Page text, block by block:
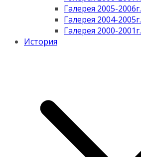
Галерея 2005-2006г.
Галерея 2004-2005г.
Галерея 2000-2001г.
История